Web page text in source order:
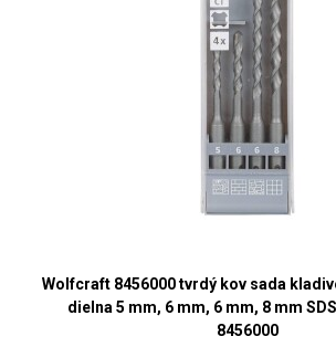
Wolfcraft 8456000 tvrdý kov sada
dielna 5 mm, 6 mm, 6 mm, 8 mm
8456000